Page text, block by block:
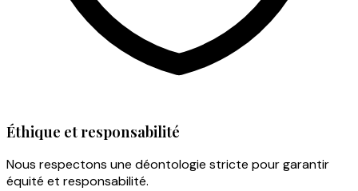
Éthique et responsabilité
Nous respectons une déontologie stricte pour garantir
équité et responsabilité.